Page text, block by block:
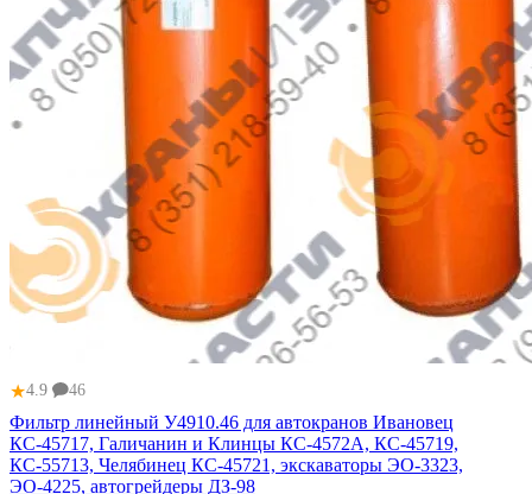
★4.9 46
Фильтр линейный У4910.46 для автокранов Ивановец
КС-45717, Галичанин и Клинцы КС-4572А, КС-45719,
КС-55713, Челябинец КС-45721, экскаваторы ЭО-3323,
ЭО-4225, автогрейдеры ДЗ-98